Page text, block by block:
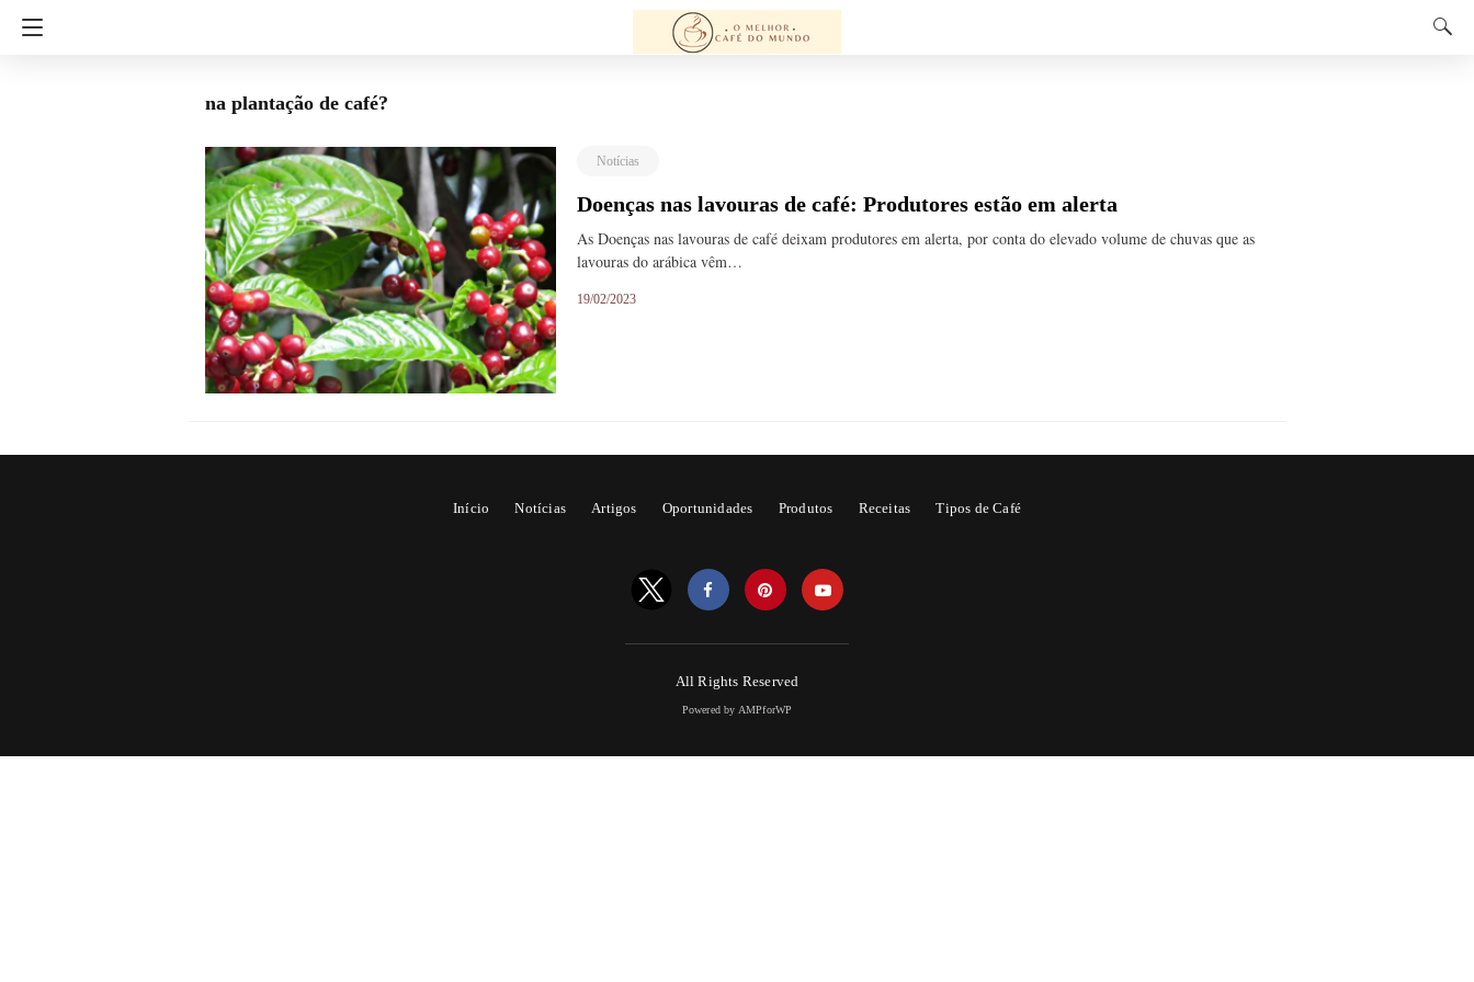
na plantação de café?
Notícias
Doenças nas lavouras de café: Produtores estão em alerta
As Doenças nas lavouras de café deixam produtores em alerta, por conta do elevado volume de chuvas que as
lavouras do arábica vêm…
19/02/2023
Início Notícias Artigos Oportunidades Produtos Receitas Tipos de Café
All Rights Reserved
Powered by AMPforWP